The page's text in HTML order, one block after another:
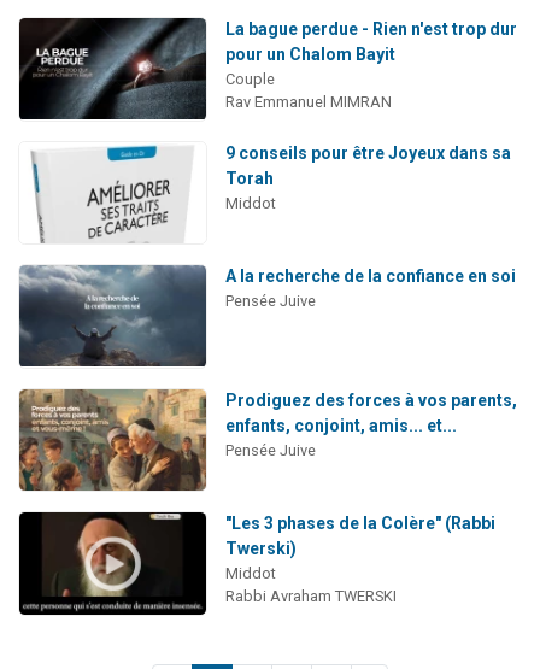
La bague perdue - Rien n'est trop dur
pour un Chalom Bayit
Couple
Rav Emmanuel MIMRAN
9 conseils pour être Joyeux dans sa
Torah
Middot
A la recherche de la confiance en soi
Pensée Juive
Prodiguez des forces à vos parents,
enfants, conjoint, amis... et...
Pensée Juive
"Les 3 phases de la Colère" (Rabbi
Twerski)
Middot
Rabbi Avraham TWERSKI